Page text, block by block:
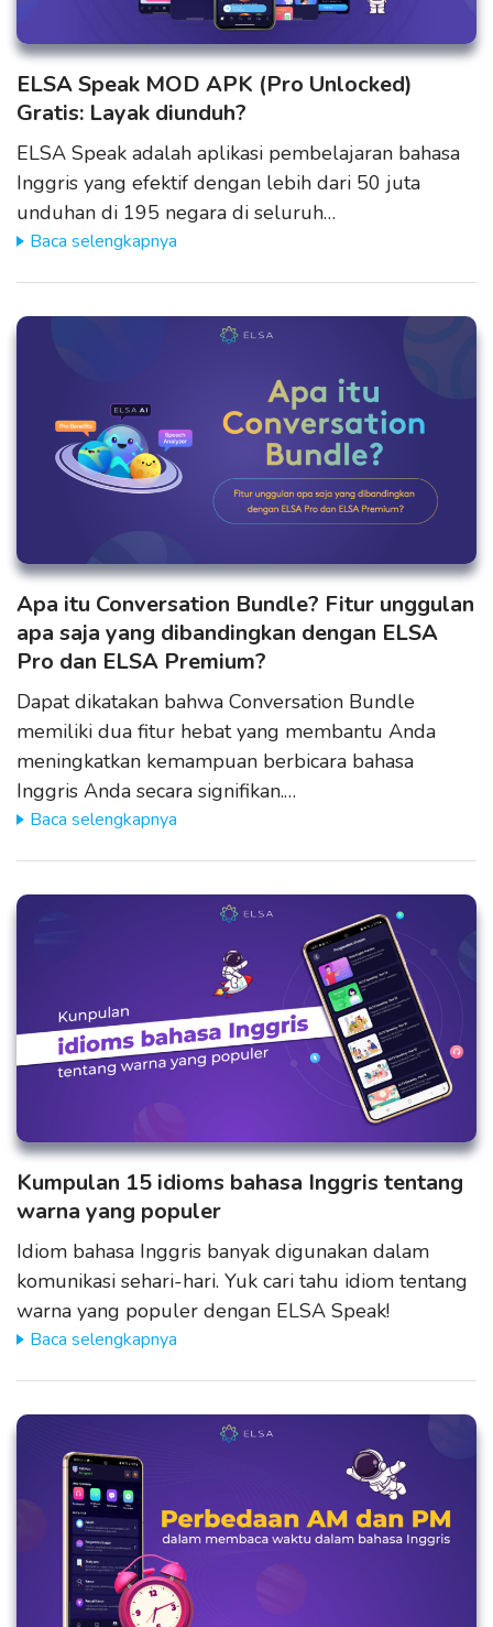
ELSA Speak MOD APK (Pro Unlocked)
Gratis: Layak diunduh?
ELSA Speak adalah aplikasi pembelajaran bahasa
Inggris yang efektif dengan lebih dari 50 juta
unduhan di 195 negara di seluruh…
Baca selengkapnya
Apa itu Conversation Bundle? Fitur unggulan
apa saja yang dibandingkan dengan ELSA
Pro dan ELSA Premium?
Dapat dikatakan bahwa Conversation Bundle
memiliki dua fitur hebat yang membantu Anda
meningkatkan kemampuan berbicara bahasa
Inggris Anda secara signifikan.…
Baca selengkapnya
Kumpulan 15 idioms bahasa Inggris tentang
warna yang populer
Idiom bahasa Inggris banyak digunakan dalam
komunikasi sehari-hari. Yuk cari tahu idiom tentang
warna yang populer dengan ELSA Speak!
Baca selengkapnya